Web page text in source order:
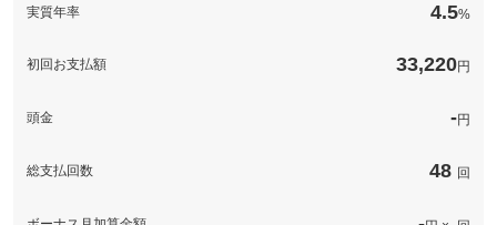
修理回数・
免責金
付先
ビスの有無
修理回数・
免責金
保証修理受
付先
無し
備考
保証
[保証付]：2ヶ月・2000km いずれか早い時期が保証適用の条件と
実質年率 4.5%
初回お支払額 33,220円
頭金 -円
総支払回数 48 回